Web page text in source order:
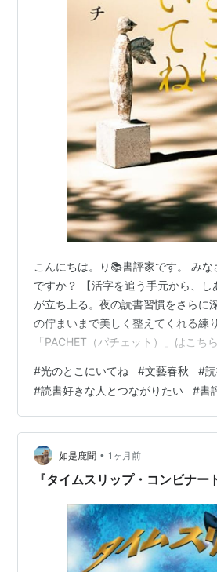
こんにちは。り📚書評家です。 みな
ですか？ 【活字を追う手元から、し
が立ち上る。夜の読書習慣をさらに
の佇まいまで美しく整えてくれる練
「PACHET（パチェット）」はこち
い。娘として、どうしても母という
きなかった。 そんな、言葉にするの
な、深く重い葛藤から始まる物語が
とくのは、一穂ミチさんによる傑作
てね』です。 光のとこにいてね (文
チ 文藝春秋 Amazon 光のとこにい…
#光のとこにいてね #文藝春秋 #
#読書好きな人とつながりたい #書
如是鹿聞 • 1ヶ月前
『タイムスリップ・コンビナー